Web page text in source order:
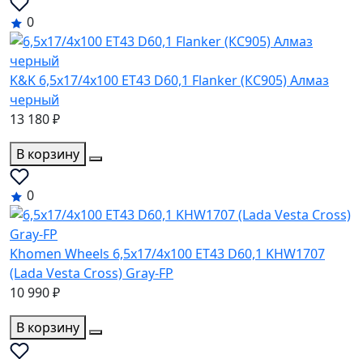
0
K&K 6,5x17/4x100 ET43 D60,1 Flanker (КС905) Алмаз
черный
13 180 ₽
В корзину
0
Khomen Wheels 6,5x17/4x100 ET43 D60,1 KHW1707
(Lada Vesta Cross) Gray-FP
10 990 ₽
В корзину